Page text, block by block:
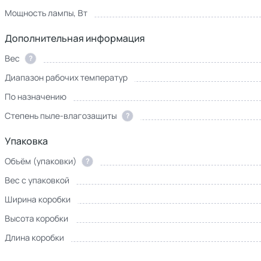
Мощность лампы, Вт
Дополнительная информация
Вес ?
Диапазон рабочих температур
По назначению
Степень пыле-влагозащиты
?
Упаковка
Объём (упаковки) ?
Вес с упаковкой
Ширина коробки
Высота коробки
Длина коробки